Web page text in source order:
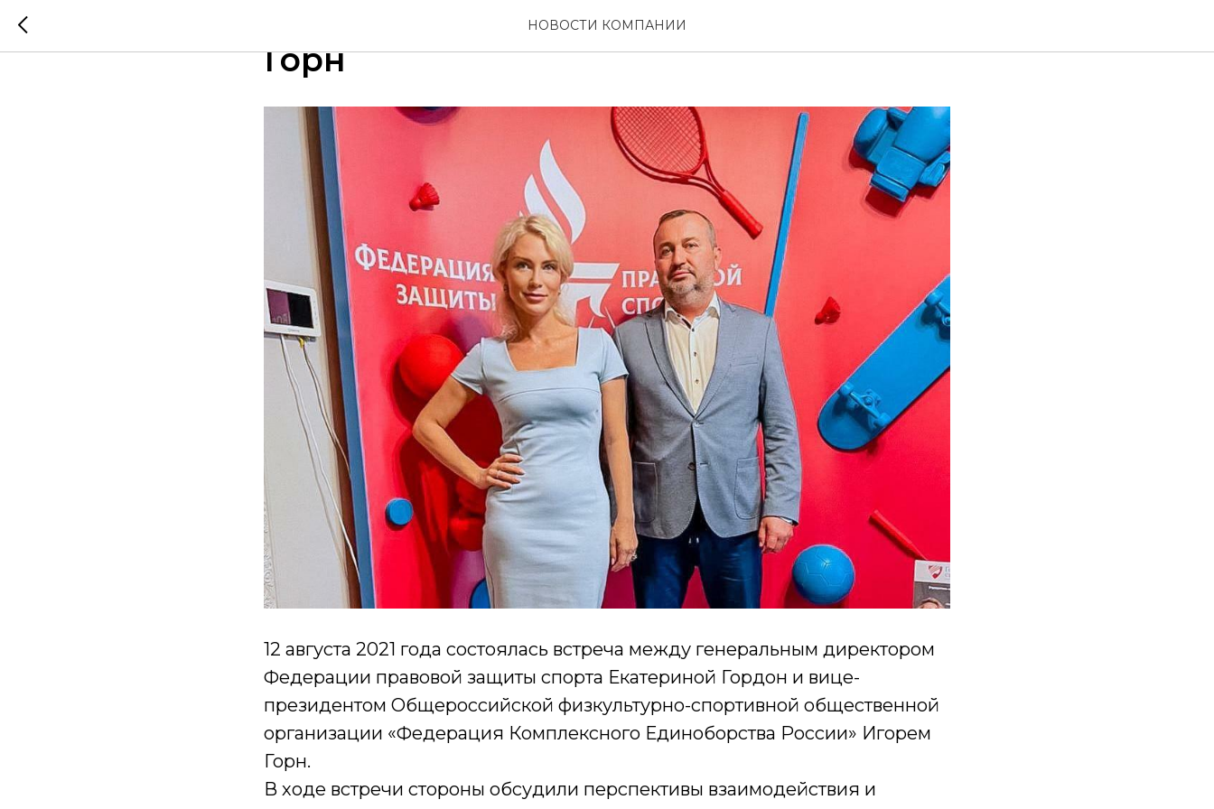
НОВОСТИ КОМПАНИИ
Встреча Екатерины Гордон с Игорем
Горн
12 августа 2021 года состоялась встреча между генеральным директором
Федерации правовой защиты спорта Екатериной Гордон и вице-
президентом Общероссийской физкультурно-спортивной общественной
организации «Федерация Комплексного Единоборства России» Игорем
Горн.
В ходе встречи стороны обсудили перспективы взаимодействия и